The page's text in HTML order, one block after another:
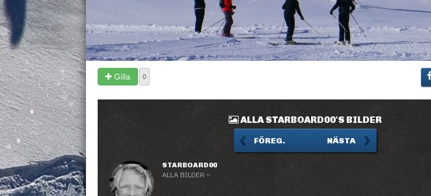
Gilla 0
ALLA STARBOARD00'S BILDER
FÖREG. NÄSTA
STARBOARD00
ALLA BILDER ››